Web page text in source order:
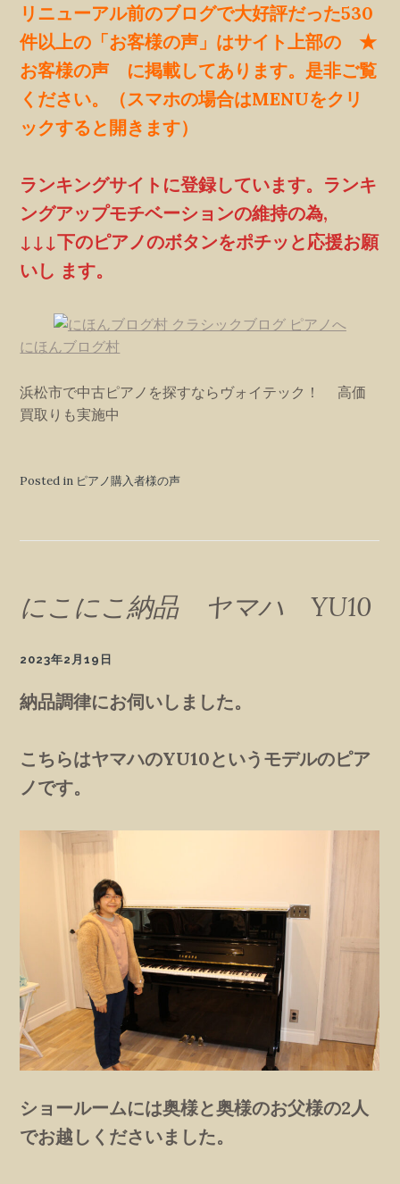
リニューアル前のブログで大好評だった530
件以上の「お客様の声」はサイト上部の ★
お客様の声 に掲載してあります。是非ご覧
ください。（スマホの場合はMENUをクリ
ックすると開きます）
ランキングサイトに登録しています。ランキ
ングアップモチベーションの維持の為,
↓↓↓下のピアノのボタンをポチッと応援お願
いし ます。
にほんブログ村
浜松市で中古ピアノを探すならヴォイテック！ 高価
買取りも実施中
Posted in ピアノ購入者様の声
にこにこ納品 ヤマハ YU10
2023年2月19日
納品調律にお伺いしました。
こちらはヤマハのYU10というモデルのピア
ノです。
ショールームには奥様と奥様のお父様の2人
でお越しくださいました。